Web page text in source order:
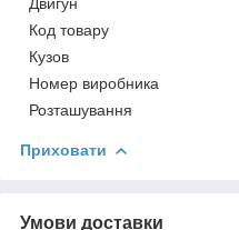
Код товару
Кузов
Номер виробника
Розташування
Приховати
Умови доставки